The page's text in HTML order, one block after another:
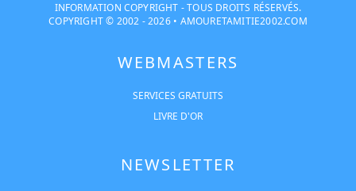
INFORMATION COPYRIGHT - TOUS DROITS RÉSERVÉS.
COPYRIGHT © 2002 -2026• AMOURETAMITIE2002.COM
WEBMASTERS
SERVICES GRATUITS
LIVRE D'OR
NEWSLETTER